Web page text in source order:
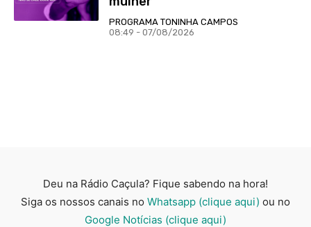
PROGRAMA TONINHA CAMPOS
08:49 - 07/08/2026
Deu na Rádio Caçula? Fique sabendo na hora!
Siga os nossos canais no Whatsapp (clique aqui) ou no
Google Notícias (clique aqui)